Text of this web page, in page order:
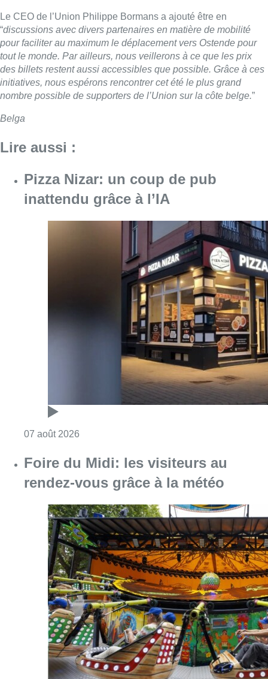
Le CEO de l’Union Philippe Bormans a ajouté être en
“discussions avec divers partenaires en matière de mobilité
pour faciliter au maximum le déplacement vers Ostende pour
tout le monde. Par ailleurs, nous veillerons à ce que les prix
des billets restent aussi accessibles que possible. Grâce à ces
initiatives, nous espérons rencontrer cet été le plus grand
nombre possible de supporters de l’Union sur la côte belge.”
Belga
Lire aussi :
Pizza Nizar: un coup de pub
inattendu grâce à l’IA
07 août 2026
Foire du Midi: les visiteurs au
rendez-vous grâce à la météo